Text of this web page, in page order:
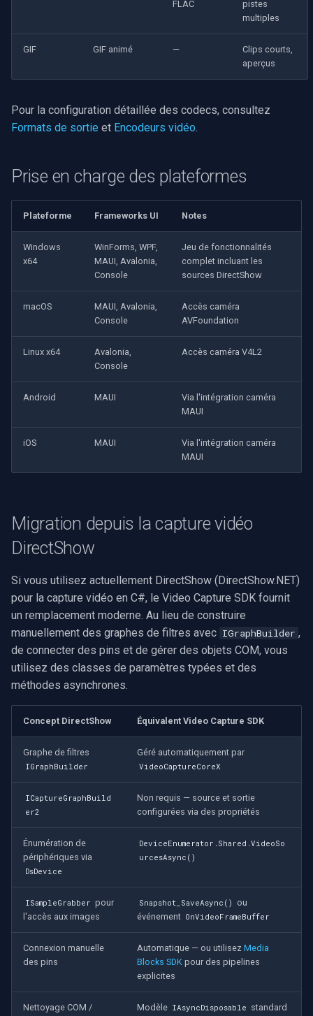
FLAC
pistes
multiples
GIF GIF animé —
Clips courts,
aperçus
Pour la configuration détaillée des codecs, consultez
Formats de sortie et Encodeurs vidéo.
Prise en charge des plateformes
Plateforme Frameworks UI Notes
Windows
x64
WinForms, WPF,
MAUI, Avalonia,
Console
Jeu de fonctionnalités
complet incluant les
sources DirectShow
macOS
MAUI, Avalonia,
Console
Accès caméra
AVFoundation
Linux x64
Avalonia,
Console
Accès caméra V4L2
Android MAUI
Via l'intégration caméra
MAUI
iOS MAUI
Via l'intégration caméra
MAUI
Migration depuis la capture vidéo
DirectShow
Si vous utilisez actuellement DirectShow (DirectShow.NET)
pour la capture vidéo en C#, le Video Capture SDK fournit
un remplacement moderne. Au lieu de construire
manuellement des graphes de filtres avec IGraphBuilder ,
de connecter des pins et de gérer des objets COM, vous
utilisez des classes de paramètres typées et des
méthodes asynchrones.
Concept DirectShow Équivalent Video Capture SDK
Graphe de filtres
IGraphBuilder
Géré automatiquement par
VideoCaptureCoreX
ICaptureGraphBuild
er2
Non requis — source et sortie
configurées via des propriétés
Énumération de
périphériques via
DsDevice
DeviceEnumerator.Shared.VideoSo
urcesAsync()
ISampleGrabber pour
l'accès aux images
Snapshot_SaveAsync()
ou
événement OnVideoFrameBuffer
Connexion manuelle
des pins
Automatique — ou utilisez Media
Blocks SDK pour des pipelines
explicites
Nettoyage COM / Modèle IAsyncDisposable standard